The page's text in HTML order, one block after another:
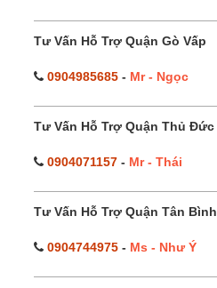
Tư Vấn Hỗ Trợ Quận Gò Vấp
0904985685 - Mr - Ngọc
Tư Vấn Hỗ Trợ Quận Thủ Đức
0904071157 - Mr - Thái
Tư Vấn Hỗ Trợ Quận Tân Bình
0904744975 - Ms - Như Ý